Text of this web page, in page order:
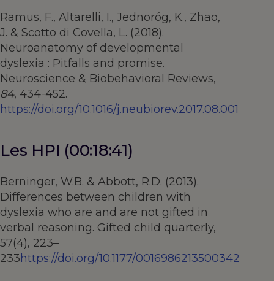
Ramus, F., Altarelli, I., Jednoróg, K., Zhao,
J. & Scotto di Covella, L. (2018).
Neuroanatomy of developmental
dyslexia : Pitfalls and promise.
Neuroscience & Biobehavioral Reviews,
84, 434-452.
https://doi.org/10.1016/j.neubiorev.2017.08.001
Les HPI (00:18:41)
Berninger, W.B. & Abbott, R.D. (2013).
Differences between children with
dyslexia who are and are not gifted in
verbal reasoning. Gifted child quarterly,
57(4), 223–
233https://doi.org/10.1177/0016986213500342